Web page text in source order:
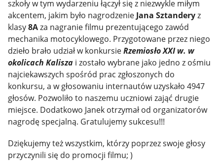
szkoły w tym wydarzeniu łączył się z niezwykle miłym
akcentem, jakim było nagrodzenie Jana Sztanderyz
klasy8Aza nagranie filmu prezentującego zawód
mechanika motocyklowego. Przygotowane przez niego
dzieło brało udział w konkursieRzemiosło XXI w. w
okolicach Kalisza i zostało wybrane jako jedno z ośmiu
najciekawszych spośród prac zgłoszonych do
konkursu, a w głosowaniu internautów uzyskało 4947
głosów. Pozwoliło to naszemu uczniowi zająć drugie
miejsce. Dodatkowo Janek otrzymał od organizatorów
nagrodę specjalną. Gratulujemy sukcesu!!!
Dziękujemy też wszystkim, którzy poprzez swoje głosy
przyczynili się do promocji filmu; )